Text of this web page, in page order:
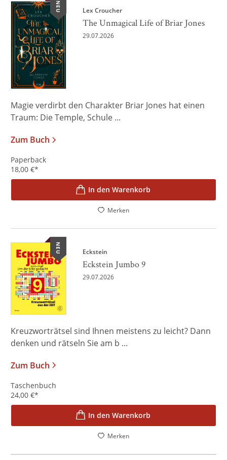
NEU Lex Croucher
The Unmagical Life of Briar Jones
29.07.2026
Magie verdirbt den Charakter Briar Jones hat einen
Traum: Die Temple, Schule ...
Zum Buch
Paperback
18,00 €*
In den Warenkorb
Merken
NEU Eckstein
Eckstein Jumbo 9
29.07.2026
Kreuzworträtsel sind Ihnen meistens zu leicht? Dann
denken und rätseln Sie am b ...
Zum Buch
Taschenbuch
24,00 €*
In den Warenkorb
Merken